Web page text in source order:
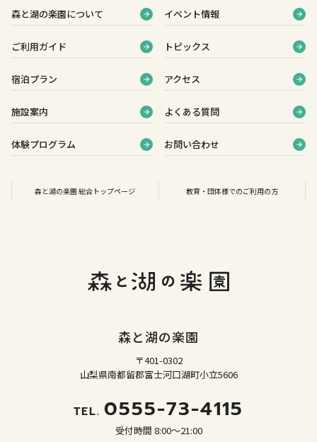
森と湖の楽園について
ご利用ガイド
宿泊プラン
施設案内
体験プログラム
イベント情報
トピックス
アクセス
よくある質問
お問い合わせ
森と湖の楽園 総合トップページ 教育・団体様でのご利用の方
森と湖の楽園
〒401-0302
山梨県南都留郡富士河口湖町小立5606
TEL. 0555-73-4115
受付時間 8:00～21:00